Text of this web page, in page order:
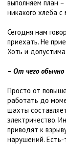
выполняем план
никакого хлеба с
Сегодня нам
приехать. Не
Хоть и
– От чего обычно
Просто от
работать до
шахты
электричество.
приводят к
нарушений.